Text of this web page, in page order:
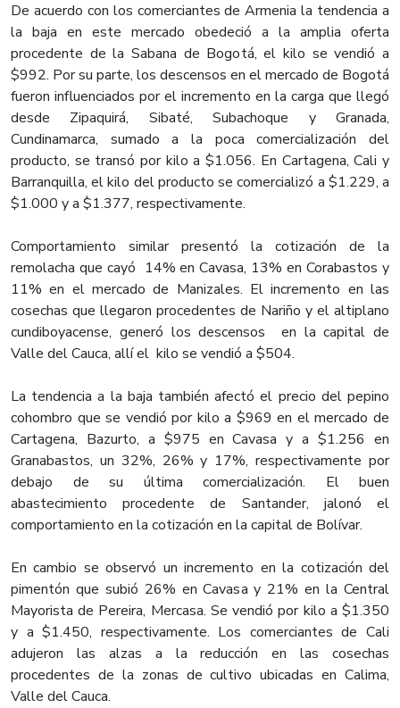
De acuerdo con los comerciantes de Armenia la tendencia a
la baja en este mercado obedeció a la amplia oferta
procedente de la Sabana de Bogotá, el kilo se vendió a
$992. Por su parte, los descensos en el mercado de Bogotá
fueron influenciados por el incremento en la carga que llegó
desde Zipaquirá, Sibaté, Subachoque y Granada,
Cundinamarca, sumado a la poca comercialización del
producto, se transó por kilo a $1.056. En Cartagena, Cali y
Barranquilla, el kilo del producto se comercializó a $1.229, a
$1.000 y a $1.377, respectivamente.
Comportamiento similar presentó la cotización de la
remolacha que cayó 14% en Cavasa, 13% en Corabastos y
11% en el mercado de Manizales. El incremento en las
cosechas que llegaron procedentes de Nariño y el altiplano
cundiboyacense, generó los descensos en la capital de
Valle del Cauca, allí el kilo se vendió a $504.
La tendencia a la baja también afectó el precio del pepino
cohombro que se vendió por kilo a $969 en el mercado de
Cartagena, Bazurto, a $975 en Cavasa y a $1.256 en
Granabastos, un 32%, 26% y 17%, respectivamente por
debajo de su última comercialización. El buen
abastecimiento procedente de Santander, jalonó el
comportamiento en la cotización en la capital de Bolívar.
En cambio se observó un incremento en la cotización del
pimentón que subió 26% en Cavasa y 21% en la Central
Mayorista de Pereira, Mercasa. Se vendió por kilo a $1.350
y a $1.450, respectivamente. Los comerciantes de Cali
adujeron las alzas a la reducción en las cosechas
procedentes de la zonas de cultivo ubicadas en Calima,
Valle del Cauca.